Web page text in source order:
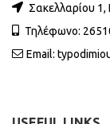
Σακελλαρίου 1,
Τηλέφωνο:
Email: